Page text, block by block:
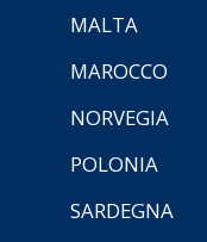
MALTA
MAROCCO
NORVEGIA
POLONIA
SARDEGNA